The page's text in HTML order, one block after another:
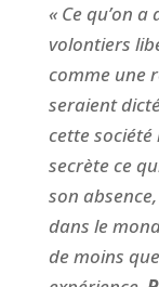
« Ce qu’on
volontiers
comme une
seraient
cette
secrète ce
son
dans le
de moins